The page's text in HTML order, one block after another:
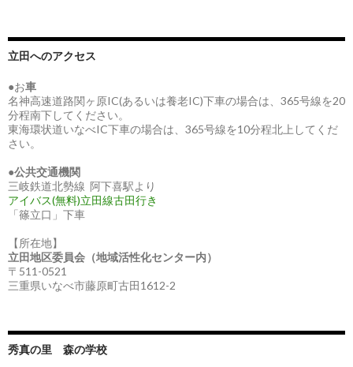
立田へのアクセス
●お車
名神高速道路関ヶ原IC(あるいは養老IC)下車の場合は、365号線を20
分程南下してください。
東海環状道いなべIC下車の場合は、365号線を10分程北上してくだ
さい。
●公共交通機関
三岐鉄道北勢線 阿下喜駅より
アイバス(無料)立田線古田行き
「篠立口」下車
【所在地】
立田地区委員会（地域活性化センター内）
〒511-0521
三重県いなべ市藤原町古田1612-2
秀真の里 森の学校